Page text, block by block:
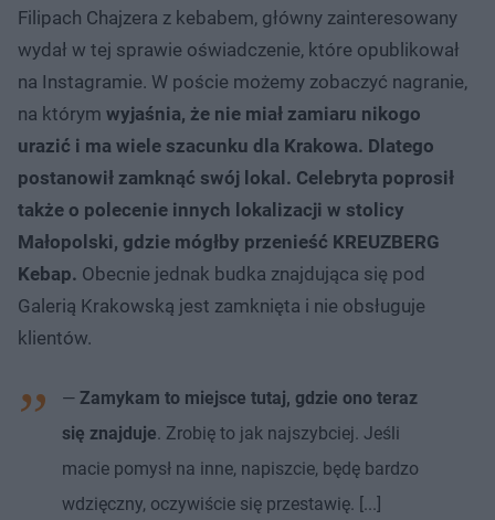
Filipach Chajzera z kebabem, główny zainteresowany
wydał w tej sprawie oświadczenie, które opublikował
na Instagramie. W poście możemy zobaczyć nagranie,
na którym wyjaśnia, że nie miał zamiaru nikogo
urazić i ma wiele szacunku dla Krakowa. Dlatego
postanowił zamknąć swój lokal. Celebryta poprosił
także o polecenie innych lokalizacji w stolicy
Małopolski, gdzie mógłby przenieść KREUZBERG
Kebap. Obecnie jednak budka znajdująca się pod
Galerią Krakowską jest zamknięta i nie obsługuje
klientów.
— Zamykam to miejsce tutaj, gdzie ono teraz
się znajduje. Zrobię to jak najszybciej. Jeśli
macie pomysł na inne, napiszcie, będę bardzo
wdzięczny, oczywiście się przestawię. [...]